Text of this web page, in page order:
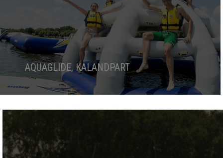
AQUAGLIDE, KALANDPART